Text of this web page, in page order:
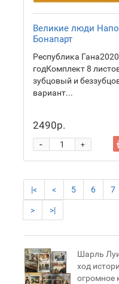
Великие люди
Бонапарт
Республика Гана2020
годКомплект 8
зубцовый и
вариант...
2490р.
+
-
|< < 5 6 7
> >|
Шарль
ход
огромное